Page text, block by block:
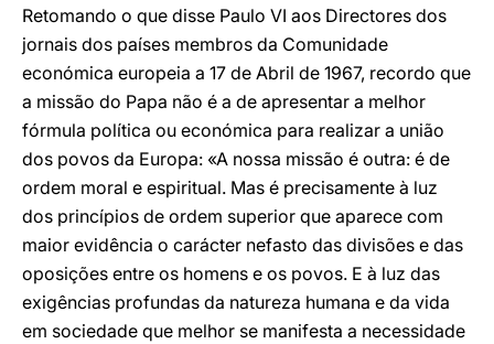
Retomando o que disse Paulo VI aos Directores dos
jornais dos países membros da Comunidade
económica europeia a 17 de Abril de 1967, recordo que
a missão do Papa não é a de apresentar a melhor
fórmula política ou económica para realizar a união
dos povos da Europa: «A nossa missão é outra: é de
ordem moral e espiritual. Mas é precisamente à luz
dos princípios de ordem superior que aparece com
maior evidência o carácter nefasto das divisões e das
oposições entre os homens e os povos. E à luz das
exigências profundas da natureza humana e da vida
em sociedade que melhor se manifesta a necessidade